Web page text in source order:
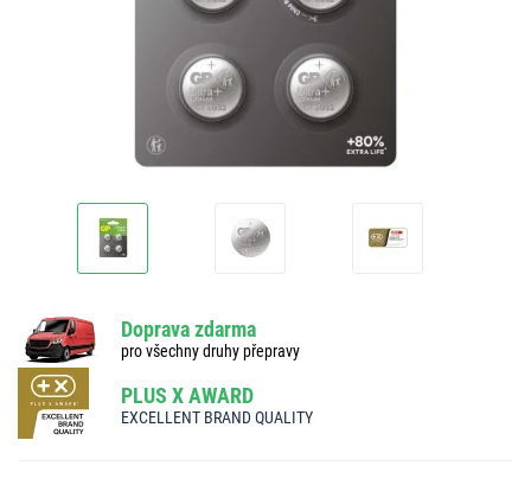
Doprava zdarma
pro všechny druhy přepravy
PLUS X AWARD
EXCELLENT BRAND QUALITY